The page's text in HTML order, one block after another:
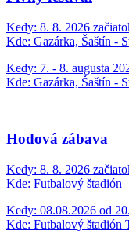
Kedy: 8. 8. 2026
Kde: Gazárka, Šaštín -
Kedy: 7. - 8. augusta
Kde: Gazárka, Šaštín -
Hodová zábava
Kedy: 8. 8. 2026
Kde: Futbalový štadión
Kedy: 08.08.2026 od
Kde: Futbalový štadión